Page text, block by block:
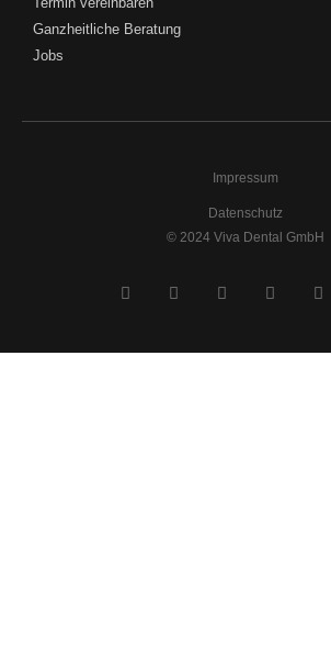
Ganzheitliche Beratung
Jobs
Impressum
Datenschutz
© 2024 Viva Dental GmbH